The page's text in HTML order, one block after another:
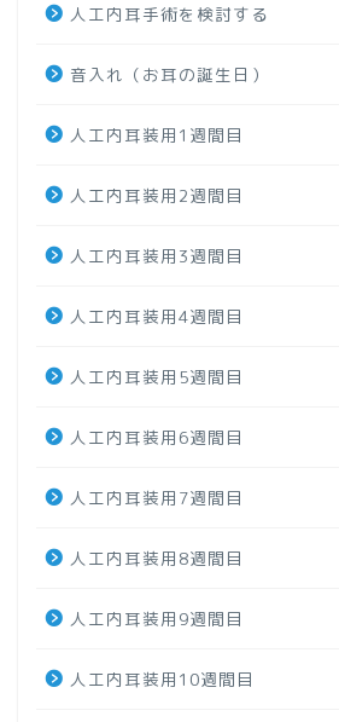
人工内耳手術を検討する
音入れ（お耳の誕生日）
人工内耳装用1週間目
人工内耳装用2週間目
人工内耳装用3週間目
人工内耳装用4週間目
人工内耳装用5週間目
人工内耳装用6週間目
人工内耳装用7週間目
人工内耳装用8週間目
人工内耳装用9週間目
人工内耳装用10週間目